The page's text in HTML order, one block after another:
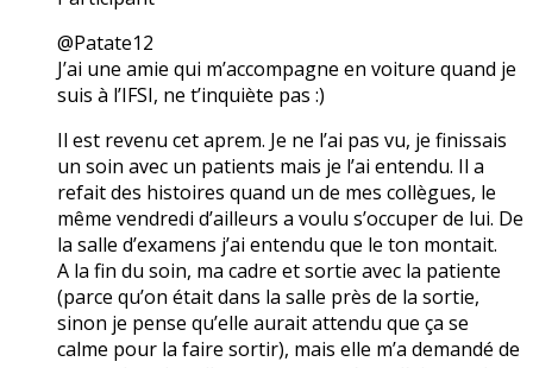
@Patate12
J’ai une amie qui m’accompagne en voiture quand je
suis à l’IFSI, ne t’inquiète pas :)
Il est revenu cet aprem. Je ne l’ai pas vu, je finissais
un soin avec un patients mais je l’ai entendu. Il a
refait des histoires quand un de mes collègues, le
même vendredi d’ailleurs a voulu s’occuper de lui. De
la salle d’examens j’ai entendu que le ton montait.
A la fin du soin, ma cadre et sortie avec la patiente
(parce qu’on était dans la salle près de la sortie,
sinon je pense qu’elle aurait attendu que ça se
calme pour la faire sortir), mais elle m’a demandé de